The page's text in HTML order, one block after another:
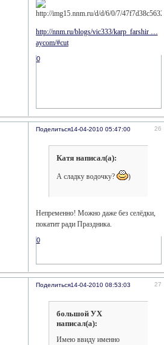
http://nnm.ru/blogs/vic333/karp_farshir …
aycom/#cut
0
Поделиться 26
14-04-2010 05:47:00
Катя написал(а):
А сладку водочку? )
Непременно! Можно даже без селёдки,
покатит ради Праздника.
0
Поделиться 27
14-04-2010 08:53:03
большой УХ
написал(а):
Имею ввиду именно